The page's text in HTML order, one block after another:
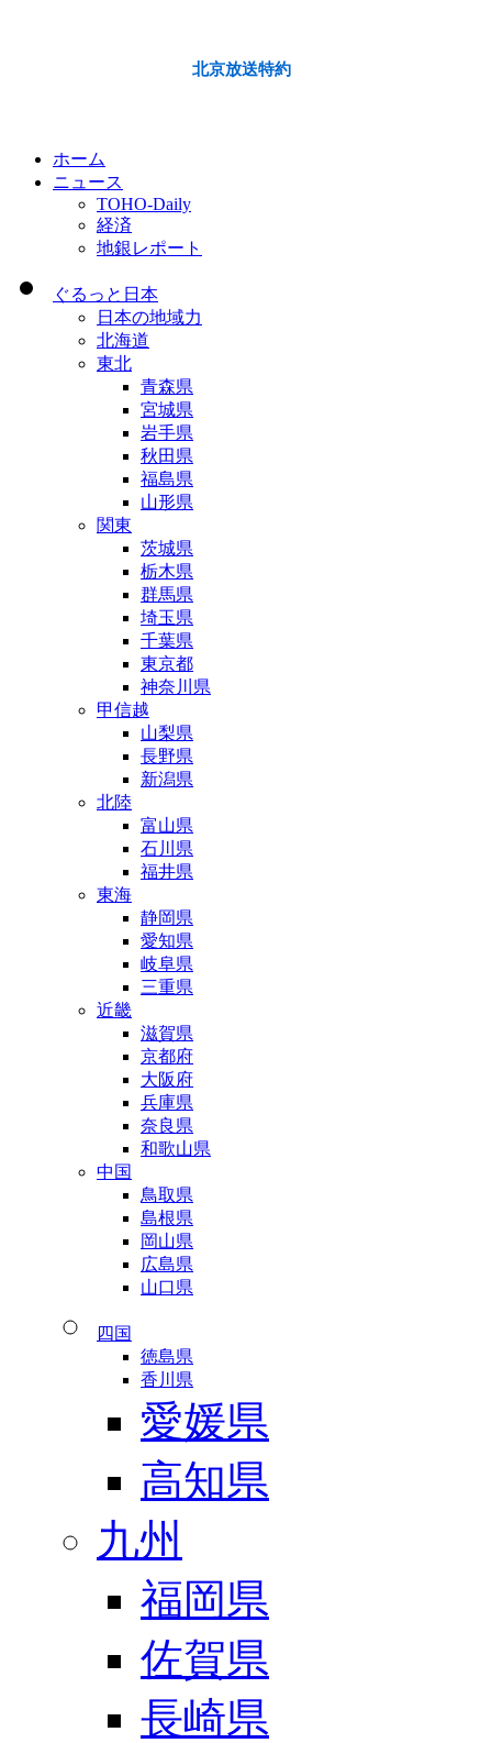
北京放送特約
ホーム
ニュース
TOHO-Daily
経済
地銀レポート
ぐるっと日本
日本の地域力
北海道
東北
青森県
宮城県
岩手県
秋田県
福島県
山形県
関東
茨城県
栃木県
群馬県
埼玉県
千葉県
東京都
神奈川県
甲信越
山梨県
長野県
新潟県
北陸
富山県
石川県
福井県
東海
静岡県
愛知県
岐阜県
三重県
近畿
滋賀県
京都府
大阪府
兵庫県
奈良県
和歌山県
中国
鳥取県
島根県
岡山県
広島県
山口県
四国
徳島県
香川県
愛媛県
高知県
九州
福岡県
佐賀県
長崎県